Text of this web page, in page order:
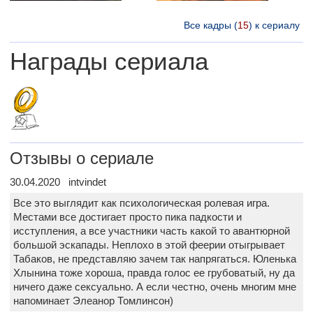
Все кадры (15) к сериалу
Награды сериала
Отзывы о сериале
30.04.2020 intvindet
Все это выглядит как психологическая ролевая игра.
Местами все достигает просто пика падкости и
исступления, а все участники часть какой то авантюрной
большой эскапады. Неплохо в этой феерии отыгрывает
Табаков, не представляю зачем так напрягаться. Юленька
Хлынина тоже хороша, правда голос ее грубоватый, ну да
ничего даже сексуально. А если честно, очень многим мне
напоминает Элеанор Томлинсон)